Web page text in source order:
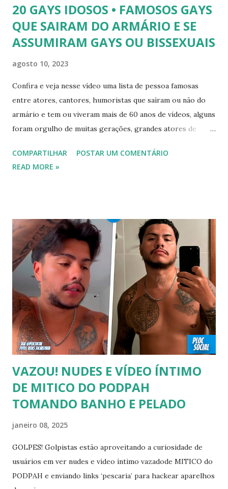
20 GAYS IDOSOS • FAMOSOS GAYS
QUE SAIRAM DO ARMÁRIO E SE
ASSUMIRAM GAYS OU BISSEXUAIS
agosto 10, 2023
Confira e veja nesse vídeo uma lista de pessoa famosas
entre atores, cantores, humoristas que saíram ou não do
armário e tem ou viveram mais de 60 anos de vídeos, alguns
foram orgulho de muitas gerações, grandes atores de
foram gays, bissexuais ou algo mais. 20 GAYS IDOSOS •
FAMOSOS GAYS QUE SAIRAM DO ARMÁRIO E SE
00:04 Abertura do vídeo: 00:15 AVISO 00:18 Não é
recomendado “retirar alguém do armário”, sexualidade e
tempo é algo particular de cada indivíduo, cabendo somente
a ele sair ou não. As pessoas mencionadas nesse vídeo
escolheram ser públicas e antes deste TODAS já tiveram a
sexualidade exposta. MAIORES DE 60 ANOS Tuca Andrada
00:41 Famosos foi flagrado beijando outro homem no
carnaval do Rio Alexandre Frota 00:56 Ator se diz hetero,
mas fez filmes com tr...
COMPARTILHAR
POSTAR UM COMENTÁRIO
READ MORE »
VAZOU! NUDES E VÍDEO ÍNTIMO
DE MITICO DO PODPAH
TOMANDO BANHO E PELADO
janeiro 08, 2025
GOLPES! Golpistas estão aproveitando a curiosidade de
usuários em ver nudes e vídeo íntimo vazadode MITICO do
PODPAH e enviando links ‘pescaria’ para hackear aparelhos